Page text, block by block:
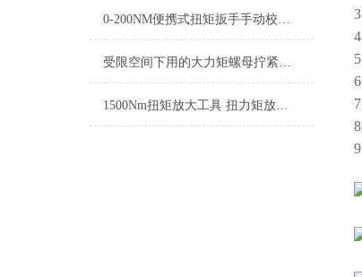
0-200NM便携式扭矩扳手手动校验台(小型手动扭矩扳手校验仪)生产商
受限空间下用的大力矩螺母拧紧工具(扭力扳手倍增器)
1500Nm扭矩放大工具 扭力矩放大器厂家 SGBZQ-15扭力倍增器